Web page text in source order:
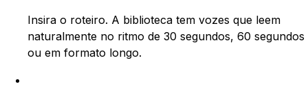
Insira o roteiro. A biblioteca tem vozes que leem
naturalmente no ritmo de 30 segundos, 60 segundos
ou em formato longo.